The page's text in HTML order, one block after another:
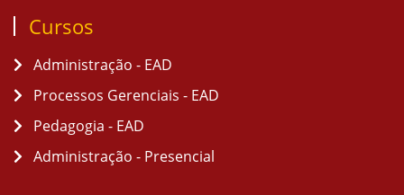
Cursos
Administração - EAD
Processos Gerenciais - EAD
Pedagogia - EAD
Administração - Presencial